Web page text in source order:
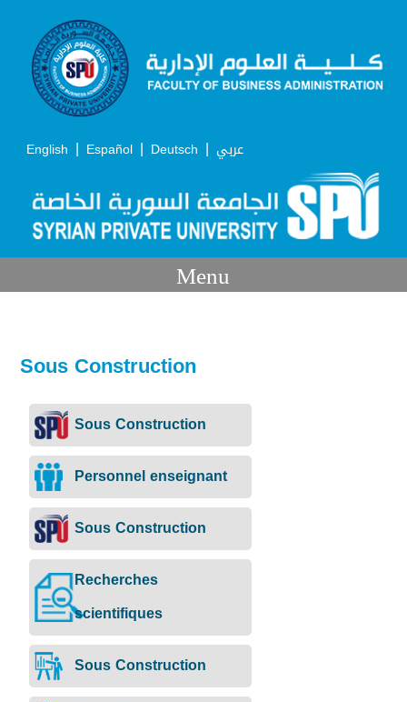
English | Español | Deutsch | عربي
Menu
Sous Construction
Sous Construction
Personnel enseignant
Sous Construction
Recherches
scientifiques
Sous Construction